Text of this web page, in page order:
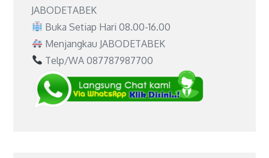
JABODETABEK
Buka Setiap Hari 08.00-16.00
Menjangkau JABODETABEK
Telp/WA 087787987700